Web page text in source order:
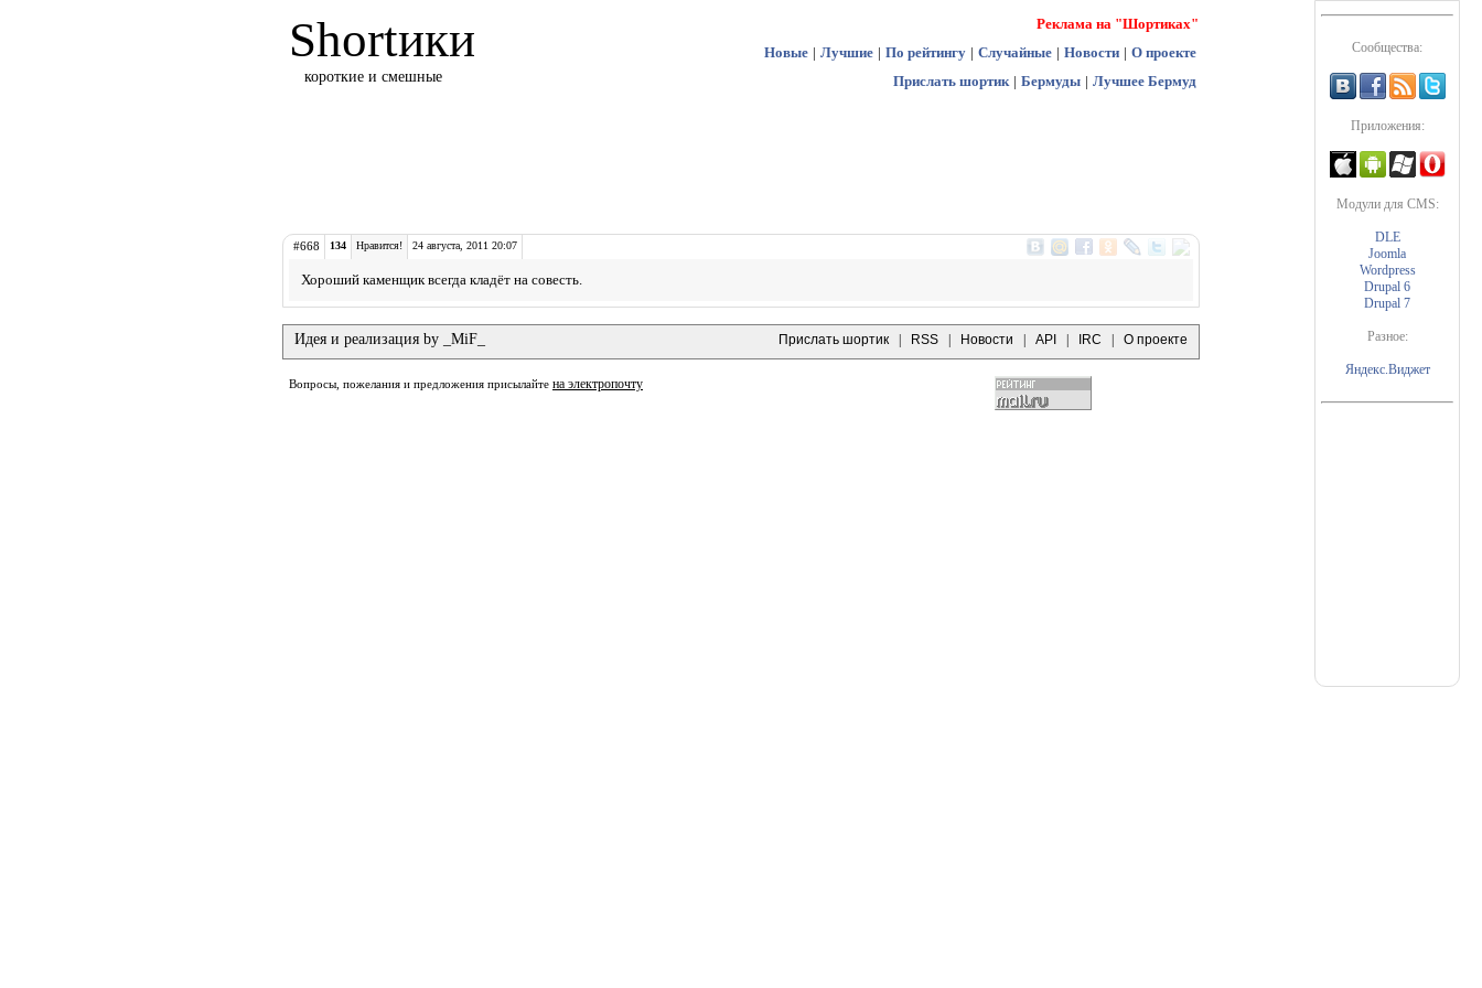
Сообщества:
Приложения:
Модули для CMS:
DLE
Joomla
Wordpress
Drupal 6
Drupal 7
Разное:
Яндекс.Виджет
Shortики
Реклама на "Шортиках"
Новые | Лучшие | По рейтингу | Случайные | Новости | О проекте
Прислать шортик | Бермуды | Лучшее Бермуд
короткие и смешные
#668 134 Нравится! 24 августа, 2011 20:07
Хороший каменщик всегда кладёт на совесть.
Идея и реализация by _MiF_ Прислать шортик RSS Новости API IRC О проекте
Вопросы, пожелания и предложения присылайте на электропочту